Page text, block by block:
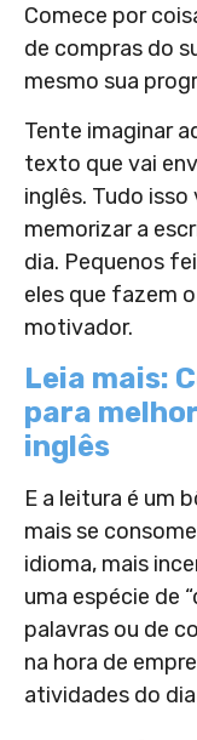
Comece por
de compras do
mesmo sua
Tente imaginar
texto que vai
inglês. Tudo
memorizar a
dia. Pequenos
eles que fazem
motivador.
Leia mais:
para
inglês
E a leitura é um
mais se
idioma, mais
uma espécie de
palavras ou de
na hora de
atividades do dia